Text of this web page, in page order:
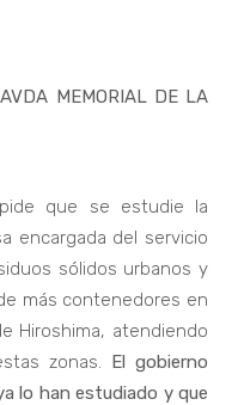
MEMORIAL DE LA
que se estudie la
encargada del servicio
sólidos urbanos y
más contenedores en
Hiroshima, atendiendo
zonas. El gobierno
lo han estudiado y que